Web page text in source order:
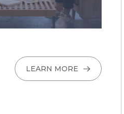
LEARN MORE